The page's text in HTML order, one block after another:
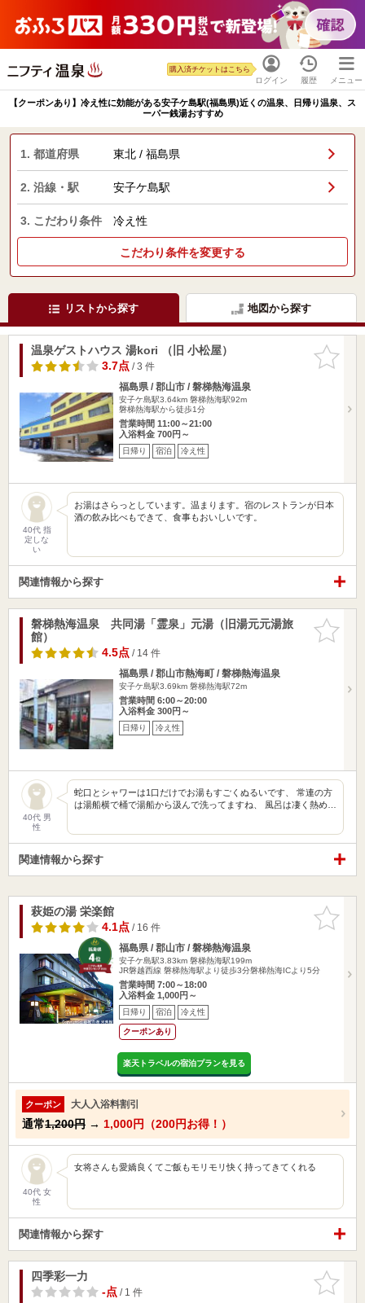
ログイン
購入済チケットはこちら
履歴 メニュー
【クーポンあり】冷え性に効能がある安子ケ島駅(福島県)近くの温泉、日帰り温泉、ス
ーパー銭湯おすすめ
1. 都道府県 東北 / 福島県
2. 沿線・駅 安子ケ島駅
3. こだわり条件 冷え性
こだわり条件を変更する
リストから探す 地図から探す
お気に入
りに追加
温泉ゲストハウス 湯kori （旧 小松屋）
3.7点/ 3 件
福島県 / 郡山市 / 磐梯熱海温泉
安子ケ島駅3.64km 磐梯熱海駅92m
磐梯熱海駅から徒歩1分
営業時間 11:00～21:00
入浴料金 700円～
日帰り 宿泊 冷え性
40代 指
定しな
い
お湯はさらっとしています。温まります。宿のレストランが日本
酒の飲み比べもできて、食事もおいしいです。
関連情報から探す
お気に入
りに追加
磐梯熱海温泉 共同湯「霊泉」元湯（旧湯元元湯旅
館）
4.5点/ 14 件
福島県 / 郡山市熱海町 / 磐梯熱海温泉
安子ケ島駅3.69km 磐梯熱海駅72m
営業時間 6:00～20:00
入浴料金 300円～
日帰り 冷え性
40代 男
性
蛇口とシャワーは1口だけでお湯もすごくぬるいです、 常連の方
は湯船横で桶で湯船から汲んで洗ってますね、 風呂は凄く熱め…
関連情報から探す
お気に入
りに追加
萩姫の湯 栄楽館
4.1点/ 16 件
福島県 / 郡山市 / 磐梯熱海温泉
安子ケ島駅3.83km 磐梯熱海駅199m
JR磐越西線 磐梯熱海駅より徒歩3分磐梯熱海ICより5分
営業時間 7:00～18:00
入浴料金 1,000円～
日帰り 宿泊 冷え性
クーポンあり
楽天トラベルの宿泊プランを見る
クーポン 大人入浴料割引
通常1,200円 → 1,000円（200円お得！）
40代 女
性
女将さんも愛嬌良くてご飯もモリモリ快く持ってきてくれる
関連情報から探す
お気に入
りに追加
四季彩一力
-点/ 1 件